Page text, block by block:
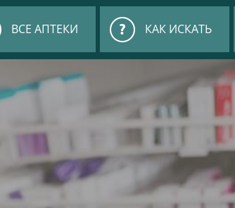
ВСЕ АПТЕКИ КАК ИСКАТЬ